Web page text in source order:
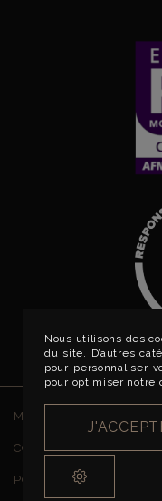
Nous utilisons des
du site. D’autres
pour personnaliser
pour optimiser notre
MENTIONS LÉGALES
CONDITIONS
POLITIQUE DE